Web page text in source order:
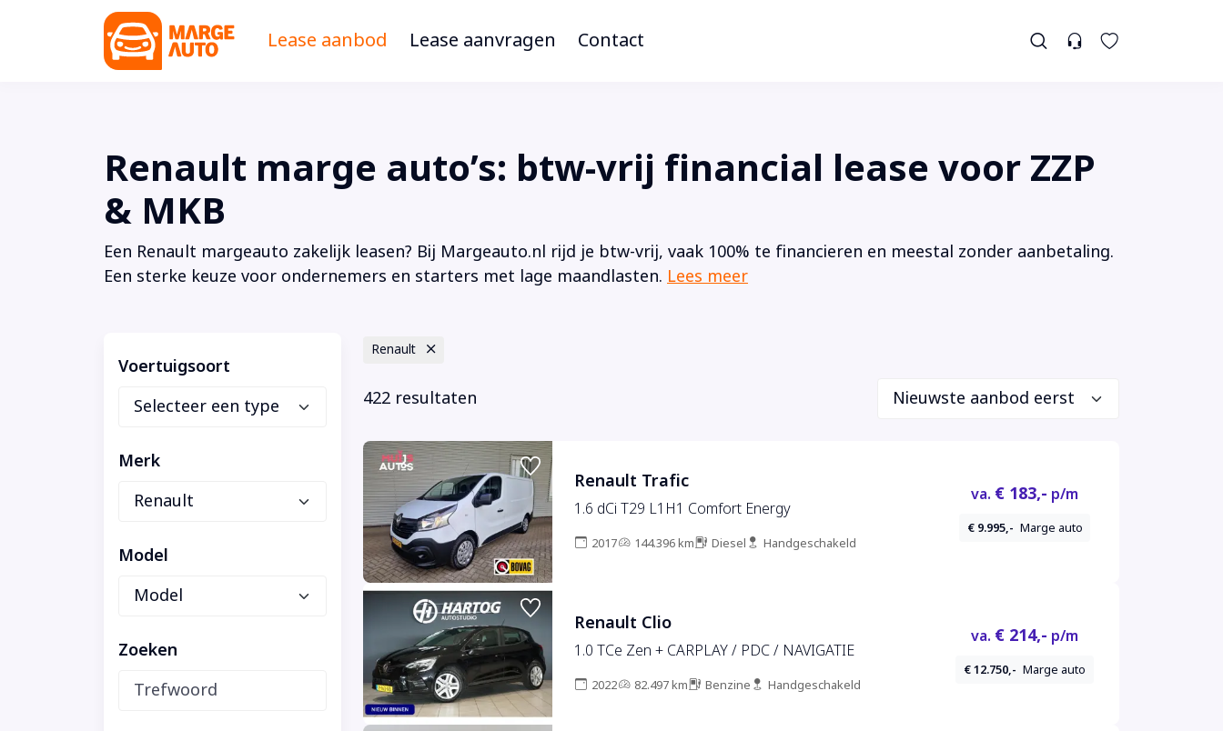
Lease aanbod Lease aanvragen Contact
Renault marge auto’s: btw-vrij financial lease voor ZZP
& MKB
Een Renault margeauto zakelijk leasen? Bij Margeauto.nl rijd je btw-vrij, vaak 100% te financieren en meestal zonder aanbetaling.
Een sterke keuze voor ondernemers en starters met lage maandlasten. Lees meer
Voertuigsoort
Merk
Model
Zoeken
Renault
422 resultaten
Renault Trafic
1.6 dCi T29 L1H1 Comfort Energy
2017 144.396 km Diesel Handgeschakeld
va. € 183,- p/m
€ 9.995,- Marge auto
Renault Clio
1.0 TCe Zen + CARPLAY / PDC / NAVIGATIE
2022 82.497 km Benzine Handgeschakeld
va. € 214,- p/m
€ 12.750,- Marge auto